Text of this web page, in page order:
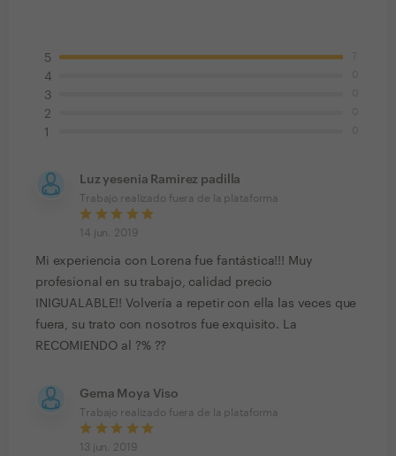
5
4
3
2
1
Luz yesenia Ramirez padilla
Trabajo realizado fuera de la plataforma
14 jun. 2019
Mi experiencia con Lorena fue fantástica!!! Muy
profesional en su trabajo, calidad precio
INIGUALABLE!! Volvería a repetir con ella las veces que
fuera, su trato con nosotros fue exquisito. La
RECOMIENDO al ?% ??
Gema Moya Viso
Trabajo realizado fuera de la plataforma
13 jun. 2019